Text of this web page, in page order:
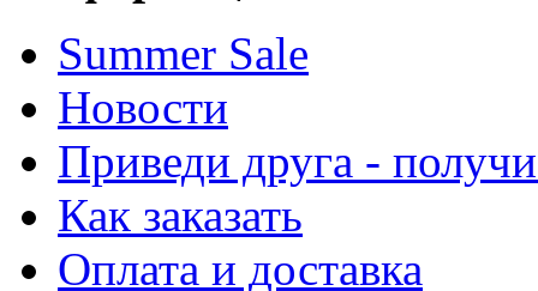
Summer Sale
Новости
Приведи друга -
Как заказать
Оплата и доставка